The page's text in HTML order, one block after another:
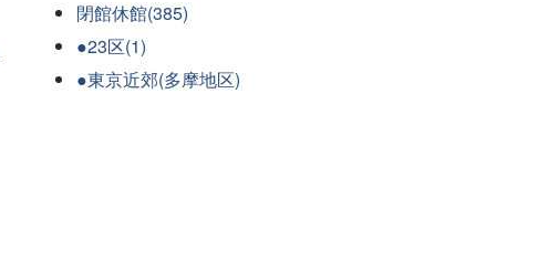
閉館休館(385)
●23区(1)
●東京近郊(多摩地区)